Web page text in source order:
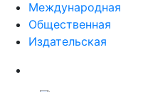
Международная
Общественная
Издательская